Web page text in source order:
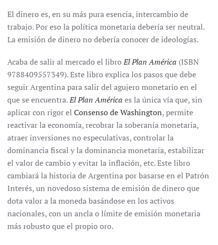
El dinero es, en su más pura esencia, intercambio de
trabajo. Por eso la política monetaria debería ser neutral.
La emisión de dinero no debería conocer de ideologías.
Acaba de salir al mercado el libroEl Plan América (ISBN
9788409557349). Este libro explica los pasos que debe
seguir Argentina para salir del agujero monetario en el
que se encuentra.El Plan América es la única vía que, sin
aplicar con rigor el Consenso de Washington, permite
reactivar la economía, recobrar la soberanía monetaria,
atraer inversiones no especulativas, controlar la
dominancia fiscal y la dominancia monetaria, estabilizar
el valor de cambio y evitar la inflación, etc. Este libro
cambiará la historia de Argentina por basarse en el Patrón
Interés, un novedoso sistema de emisión de dinero que
dota valor a la moneda basándose en los activos
nacionales, con un ancla o límite de emisión monetaria
más robusto que el propio oro.